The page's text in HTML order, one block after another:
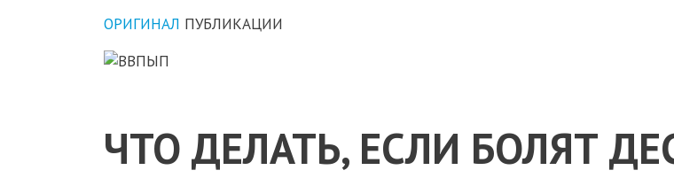
ОРИГИНАЛ ПУБЛИКАЦИИ
ЧТО ДЕЛАТЬ, ЕСЛИ БОЛЯТ